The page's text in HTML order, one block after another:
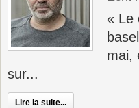
« Le
mai,
sur...
Lire la suite...